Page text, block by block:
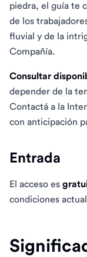
piedra, el guía te
de los
fluvial y de la
Compañía.
Consultar
depender de la
Contactá a la
con anticipación
Entrada
El acceso es
condiciones